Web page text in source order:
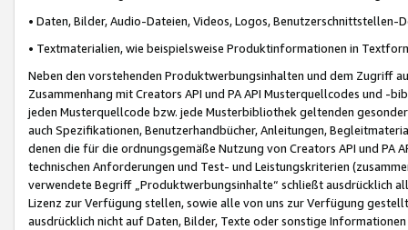
• Daten, Bilder, Audio-Dateien, Videos, Logos, Benutzerschnittstellen-
• Textmaterialien, wie beispielsweise Produktinformationen in
Neben den vorstehenden Produktwerbungsinhalten und dem Zugriff
Zusammenhang mit Creators API und PA API Musterquellcodes und
jeden Musterquellcode bzw. jede Musterbibliothek geltenden
auch Spezifikationen, Benutzerhandbücher, Anleitungen,
denen die für die ordnungsgemäße Nutzung von Creators API und PA
technischen Anforderungen und Test- und Leistungskriterien
verwendete Begriff „Produktwerbungsinhalte“ schließt ausdrücklich
Lizenz zur Verfügung stellen, sowie alle von uns zur Verfügung
ausdrücklich nicht auf Daten, Bilder, Texte oder sonstige